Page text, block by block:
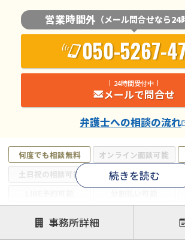
何度でも相談無料 オンライン面談可能
土日祝の相談可能
19時以降電話可能
続きを読む
営業時間外 （メール問合せなら24
050-5267-
24時間受付中
メールで問合せ
弁護士への相談の流れ
事務所詳細